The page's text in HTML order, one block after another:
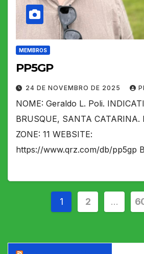
MEMBROS
PP5GP
24 DE NOVEMBRO DE 2025
NOME: Geraldo L. Poli.
BRUSQUE, SANTA CATARINA.
ZONE: 11 WEBSITE:
https://www.qrz.com/db/pp5gp
Paginação
posts
1 2 …